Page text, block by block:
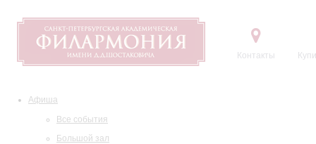
Контакты
Афиша
Все события
Большой зал